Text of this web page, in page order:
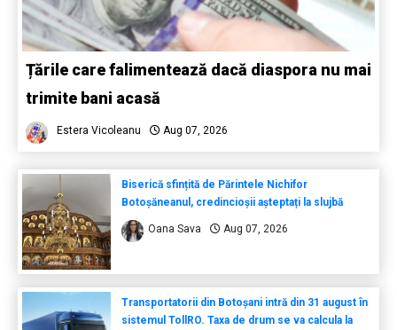
Țările care falimentează dacă diaspora nu mai
trimite bani acasă
Estera Vicoleanu Aug 07, 2026
Biserică sfințită de Părintele Nichifor
Botoșăneanul, credincioșii așteptați la slujbă
Oana Sava Aug 07, 2026
Transportatorii din Botoșani intră din 31 august în
sistemul TollRO. Taxa de drum se va calcula la